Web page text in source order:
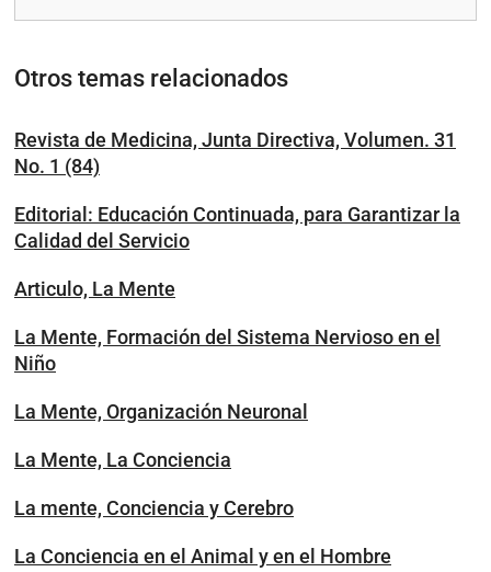
Otros temas relacionados
Revista de Medicina, Junta Directiva, Volumen. 31
No. 1 (84)
Editorial: Educación Continuada, para Garantizar la
Calidad del Servicio
Articulo, La Mente
La Mente, Formación del Sistema Nervioso en el
Niño
La Mente, Organización Neuronal
La Mente, La Conciencia
La mente, Conciencia y Cerebro
La Conciencia en el Animal y en el Hombre